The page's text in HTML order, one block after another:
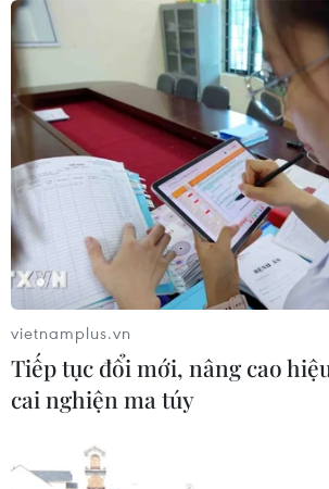
04/08/2026 11:59
“Tỏa sáng Nghị lực Việt” 2026 đồng
hành cùng thanh niên khuyết tật
04/08/2026 11:14
Lở đất tại Ethiopia khiến ít nhất 14
người thiệt mạng
Động đất tại Venezuela: Số người
thiệt mạng đã tăng lên hơn 6.000
người
vietnamplus.vn
Tiếp tục đổi mới, nâng cao
cai nghiện ma túy